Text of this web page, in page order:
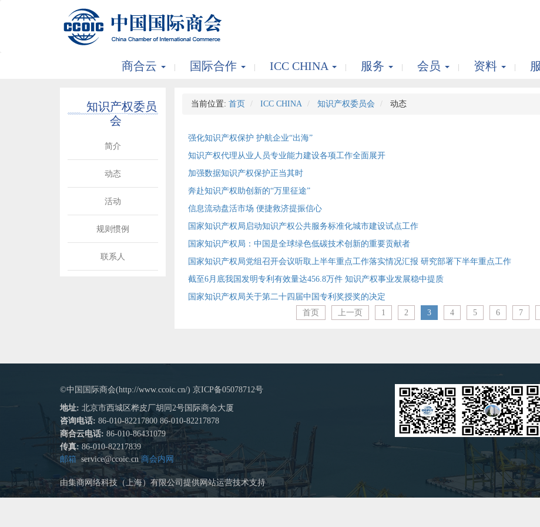
商合云 国际合作 ICC CHINA 服务 会员 资料
知识产权委员
会
简介
动态
活动
规则惯例
联系人
当前位置: 首页 ICC CHINA 知识产权委员会 动态
强化知识产权保护 护航企业“出海”
知识产权代理从业人员专业能力建设各项工作全面展开
加强数据知识产权保护正当其时
奔赴知识产权助创新的“万里征途”
信息流动盘活市场 便捷救济提振信心
国家知识产权局启动知识产权公共服务标准化城市建设试点工作
国家知识产权局：中国是全球绿色低碳技术创新的重要贡献者
国家知识产权局党组召开会议听取上半年重点工作落实情况汇报 研究部署下半年重点工作
截至6月底我国发明专利有效量达456.8万件 知识产权事业发展稳中提质
国家知识产权局关于第二十四届中国专利奖授奖的决定
首页
上一页 1 2 3 4 5 6 7
©中国国际商会(http://www.ccoic.cn/) 京ICP备05078712号
地址: 北京市西城区桦皮厂胡同2号国际商会大厦
咨询电话: 86-010-82217800 86-010-82217878
商合云电话: 86-010-86431079
传真: 86-010-82217839
邮箱 service@ccoic.cn商会内网
由集商网络科技（上海）有限公司提供网站运营技术支持